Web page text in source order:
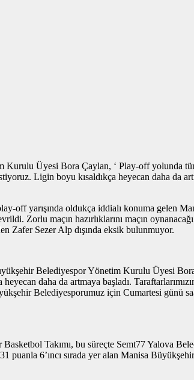
Üyesi Bora Çaylan, ‘ Play-off yolunda
Ligin boyu kısaldıkça heyecan daha da
off yarışında oldukça iddialı konuma gelen
Zorlu maçın hazırlıklarını maçın
Zafer Sezer Alp dışında eksik bulunmuyor.
Belediyespor Yönetim Kurulu Üyesi
daha da artmaya başladı.
Belediyesporumuz için Cumartesi günü
Takımı, bu süreçte Semt77 Yalova
puanla 6’ıncı sırada yer alan Manisa